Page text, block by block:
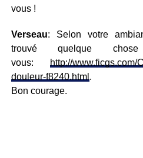
vous !
Verseau: Selon votre
trouvé quelque chose
vous: http://www.ficgs.com/
douleur-f8240.html .
Bon courage.